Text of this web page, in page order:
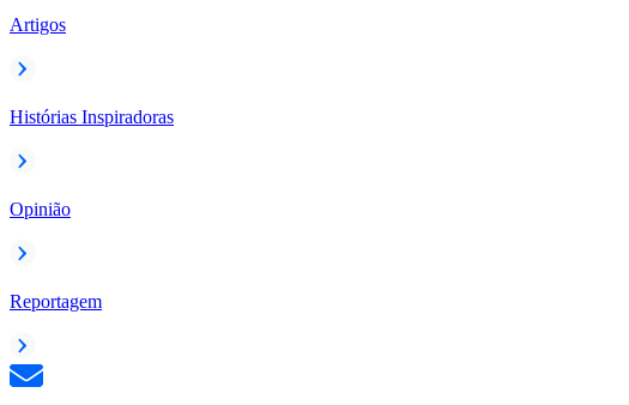
Artigos
Histórias Inspiradoras
Opinião
Reportagem